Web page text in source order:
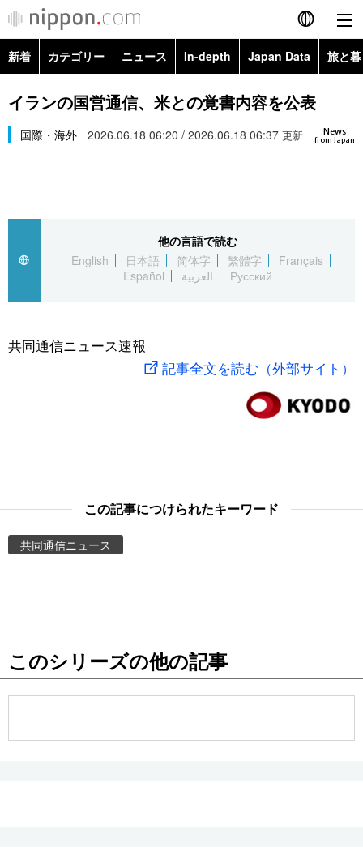
English
简体字
繁體字
العربية
社会
旅と暮らし
東京
新着 カテゴリー ニュース In-depth Japan Data 旅と
政治・外交
経済・ビジネス
社会
文化
科学・技術
暮らし
Topics
Images
お知らせ
イランの国営通信、米との覚書内容を公表
News
from Japan
国際・海外 2026.06.18 06:20 / 2026.06.18 06:37 更新
他の言語で読む
English
日本語 简体字 繁體字
Français
Español
العربية Русский
共同通信ニュース速報
記事全文を読む（外部サイト）
この記事につけられたキーワード
共同通信ニュース
このシリーズの他の記事